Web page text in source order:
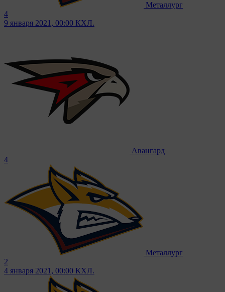
Металлург
4
9 января 2021, 00:00 КХЛ.
Авангард
4
Металлург
2
4 января 2021, 00:00 КХЛ.